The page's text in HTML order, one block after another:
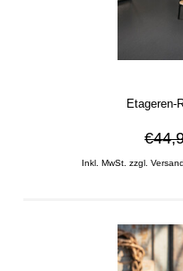
Etageren-
Inkl. MwSt. zzgl.